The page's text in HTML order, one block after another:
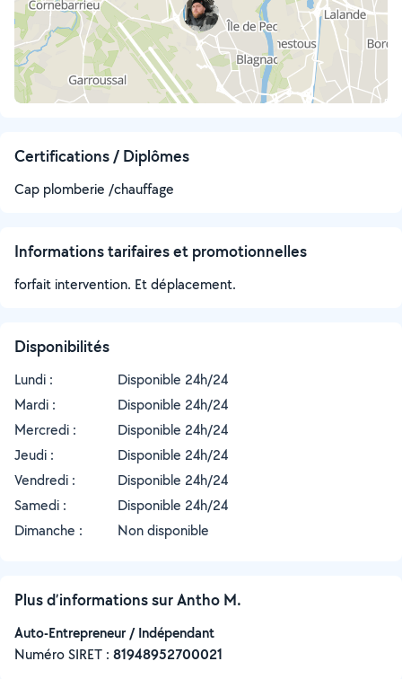
Certifications / Diplômes
Cap plomberie /chauffage
Informations tarifaires et promotionnelles
forfait intervention. Et déplacement.
Disponibilités
Lundi :
Disponible 24h/24
Mardi :
Disponible 24h/24
Mercredi :
Disponible 24h/24
Jeudi :
Disponible 24h/24
Vendredi :
Disponible 24h/24
Samedi :
Disponible 24h/24
Dimanche :
Non disponible
Plus d’informations sur Antho M.
Auto-Entrepreneur / Indépendant
Numéro SIRET : ‍81948952700021